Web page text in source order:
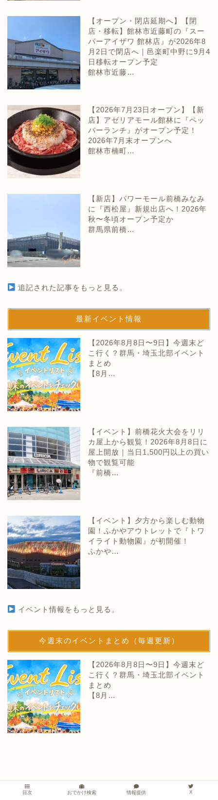
【オープン・閉店延期へ】【閉
店・移転】館林市近藤町の『スー
パーアイザワ 館林店』が2026年8
月2日で閉店へ｜邑楽町中野に9月4
日移転オープン予定
館林市近藤…
【2026年7月23日オープン】【新
店】アゼリアモール館林に『ペッ
パーランチ』がオープン予定！
2026年7月末オープンへ
館林市楠町…
【新店】パワーモール前橋みなみ
に『西松屋』新規出店へ！2026年
秋〜冬頃オープン予定か
群馬県前橋…
追記された記事をもっと見る。
最新イベント情報
【2026年8月8日〜9日】今週末ど
こ行く？群馬・埼玉北部イベント
まとめ
【8月…
【イベント】前橋花火大会をリリ
カ屋上から観覧！2026年8月8日に
屋上開放｜当日1,500円以上の買い
物で観覧可能
『前橋…
【イベント】夕方から楽しむ動物
園！ふかやアウトレットで『トワ
イライト動物園』が初開催！
ふかや…
イベント情報をもっと見る。
今週末のイベントまとめ（毎週更新）
【2026年8月8日〜9日】今週末ど
こ行く？群馬・埼玉北部イベント
まとめ
【8月…
目次 おでかけ検索 情報提供 X